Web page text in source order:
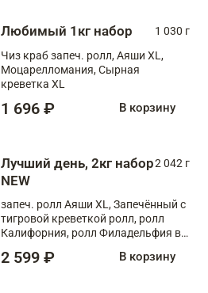
Любимый 1кг набор
1 030 г
Чиз краб запеч. ролл, Аяши XL,
Моцарелломания, Сырная
креветка XL
1 696 ₽ В корзину
Лучший день, 2кг набор
NEW
2 042 г
запеч. ролл Аяши XL, Запечённый с
тигровой креветкой ролл, ролл
Калифорния, ролл Филадельфия в
запеч. ролл Моцарелломания, ролл
2 599 ₽ В корзину